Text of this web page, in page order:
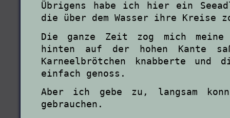
Übrigens habe ich hier ein
die über dem Wasser ihre Kreise
Die ganze Zeit zog mich meine
hinten auf der hohen Kante
Karneelbrötchen knabberte und
einfach genoss.
Aber ich gebe zu, langsam
gebrauchen.